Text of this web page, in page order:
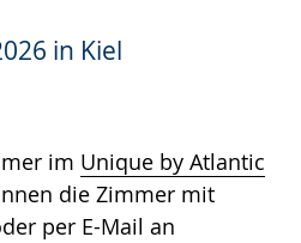
in Kiel
im Unique by Atlantic
die Zimmer mit
per E-Mail an